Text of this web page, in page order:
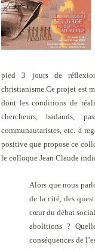
pied 3 jours de
christianisme.Ce projet est
dont les conditions de
chercheurs, badauds,
communautaristes, etc. à
positive que propose ce
le colloque Jean Claude
Alors que nous
de la cité, des
cœur du débat
abolitions ?
conséquences de